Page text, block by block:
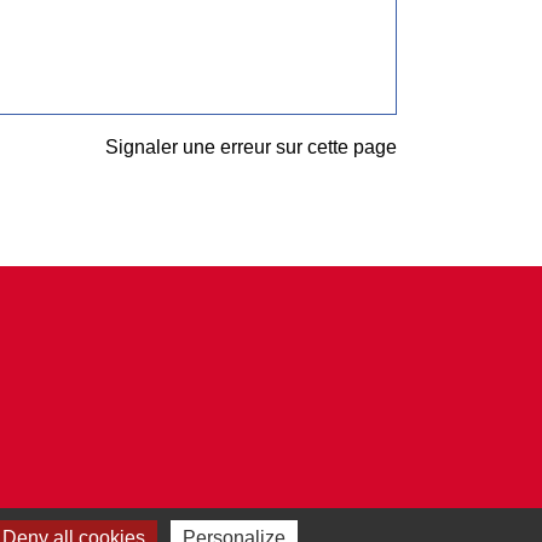
Signaler une erreur sur cette page
Deny all cookies Personalize